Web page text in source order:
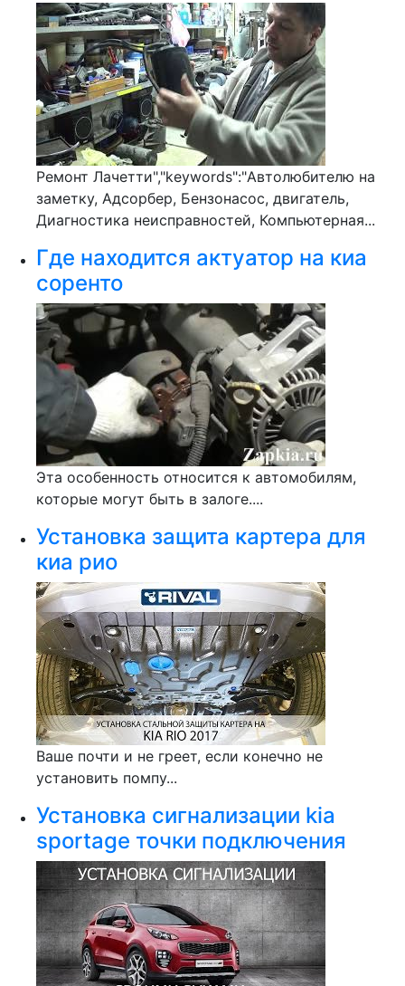
Ремонт Лачетти","keywords":"Автолюбителю на
заметку, Адсорбер, Бензонасос, двигатель,
Диагностика неисправностей, Компьютерная...
Где находится актуатор на киа
соренто
Эта особенность относится к автомобилям,
которые могут быть в залоге....
Установка защита картера для
киа рио
Ваше почти и не греет, если конечно не
установить помпу...
Установка сигнализации kia
sportage точки подключения